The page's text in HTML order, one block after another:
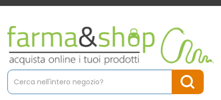
Passa
contenuto
principale
Farmacia
Massaro
Cerca
Prodotto
Cerca